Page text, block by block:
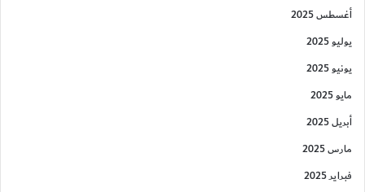
أغسطس 2025
يوليو 2025
يونيو 2025
مايو 2025
أبريل 2025
مارس 2025
فبراير 2025